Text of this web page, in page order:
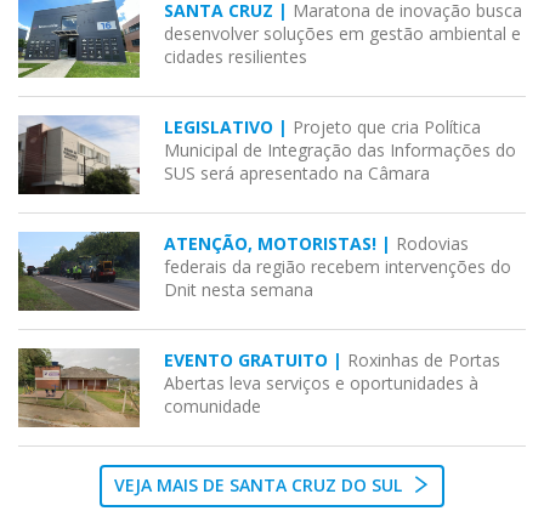
SANTA CRUZ | Maratona de inovação busca
desenvolver soluções em gestão ambiental e
cidades resilientes
LEGISLATIVO | Projeto que cria Política
Municipal de Integração das Informações do
SUS será apresentado na Câmara
ATENÇÃO, MOTORISTAS! | Rodovias
federais da região recebem intervenções do
Dnit nesta semana
EVENTO GRATUITO | Roxinhas de Portas
Abertas leva serviços e oportunidades à
comunidade
VEJA MAIS DE SANTA CRUZ DO SUL